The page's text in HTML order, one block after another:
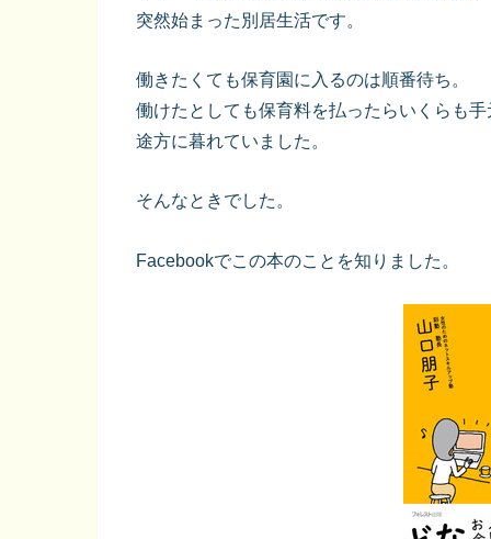
突然始まった別居生活です。
働きたくても保育園に入るのは順番待ち。
働けたとしても保育料を払ったらいくらも
途方に暮れていました。
そんなときでした。
Facebookでこの本のことを知りました。